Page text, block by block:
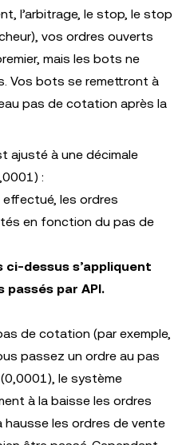
l’arbitrage, le stop, le stop
vos ordres ouverts
mais les bots ne
Vos bots se remettront à
pas de cotation après la
ajusté à une décimale
:
effectué, les ordres
en fonction du pas de
ci-dessus s’appliquent
passés par API.
de cotation (par exemple,
passez un ordre au pas
le système
à la baisse les ordres
hausse les ordres de vente